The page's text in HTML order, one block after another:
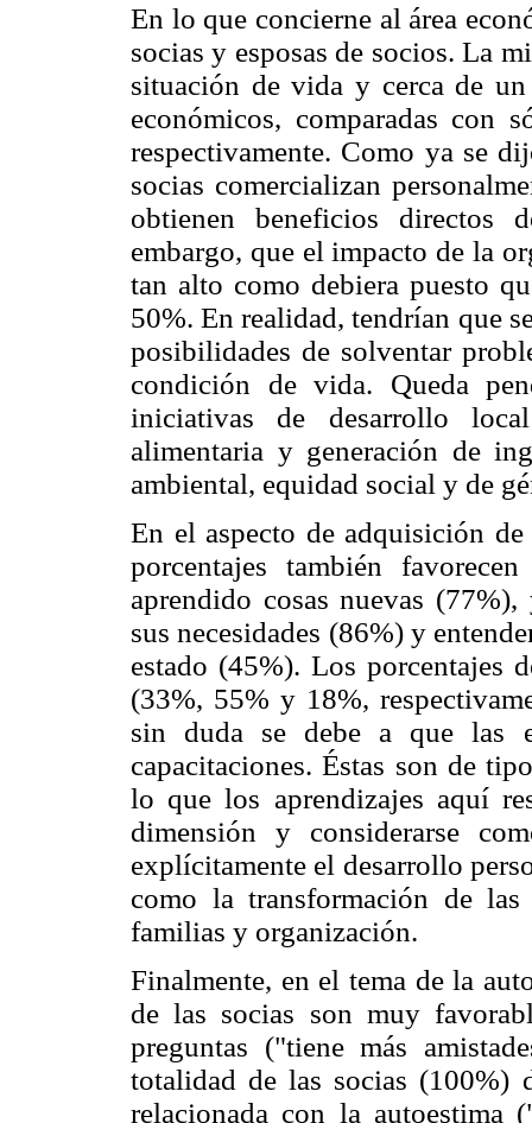
En lo que concierne al área
socias y esposas de socios. La
situación de vida y cerca de
económicos, comparadas con
respectivamente. Como ya se
socias comercializan
obtienen beneficios directos
embargo, que el impacto de la
tan alto como debiera puesto
50%. En realidad, tendrían que
posibilidades de solventar
condición de vida. Queda
iniciativas de desarrollo
alimentaria y generación de
ambiental, equidad social y de
En el aspecto de adquisición
porcentajes también
aprendido cosas nuevas
sus necesidades (86%) y
estado (45%). Los porcentajes
(33%, 55% y 18%,
sin duda se debe a que las
capacitaciones. Éstas son de
lo que los aprendizajes aquí
dimensión y considerarse
explícitamente el desarrollo
como la transformación de
familias y organización.
Finalmente, en el tema de la
de las socias son muy
preguntas ("tiene más
totalidad de las socias (100%)
relacionada con la autoestima